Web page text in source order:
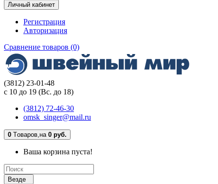
Личный кабинет
Регистрация
Авторизация
Сравнение товаров (0)
(3812) 23-01-48
с 10 до 19 (Вс. до 18)
(3812) 72-46-30
omsk_singer@mail.ru
0 Tоваров,на 0 руб.
Ваша корзина пуста!
Везде